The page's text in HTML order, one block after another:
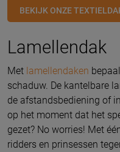
BEKIJK ONZE
Lamellendak
Met lamellendaken
schaduw. De kantelbare
de afstandsbediening of
op het moment dat het
gezet? No worries! Met
ridders en prinsessen